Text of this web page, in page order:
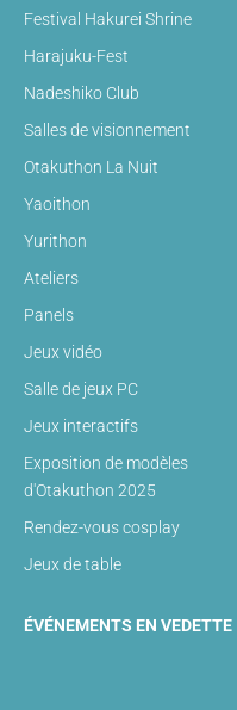
Festival Hakurei Shrine
Harajuku-Fest
Nadeshiko Club
Salles de visionnement
Otakuthon La Nuit
Yaoithon
Yurithon
Ateliers
Panels
Jeux vidéo
Salle de jeux PC
Jeux interactifs
Exposition de modèles
d'Otakuthon 2025
Rendez-vous cosplay
Jeux de table
ÉVÉNEMENTS EN VEDETTE